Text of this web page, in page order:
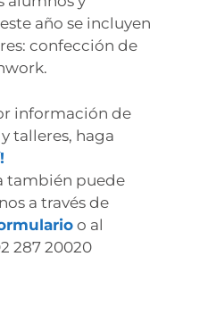
año se incluyen
confección de
información de
talleres, haga
también puede
a través de
o al
287 20020